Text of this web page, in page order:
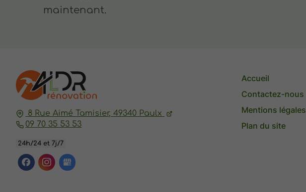
maintenant.
8 Rue Aimé Tamisier,49340 Paulx
09 70 35 53 53
24h/24 et 7j/7
Accueil
Contactez-nous
Mentions légales
Plan du site